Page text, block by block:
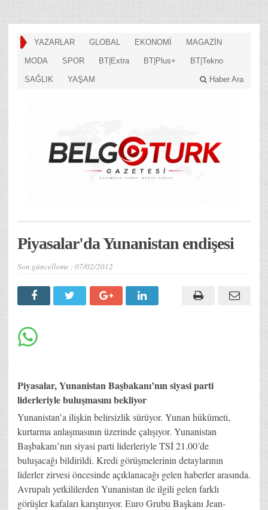
YAZARLAR GLOBAL EKONOMİ MAGAZİN
MODA SPOR BT|Extra BT|Plus+ BT|Tekno
SAĞLIK YAŞAM Haber Ara
Piyasalar'da Yunanistan endişesi
Son güncelleme :07/02/2012
Piyasalar, Yunanistan Başbakanı’nın siyasi parti
liderleriyle buluşmasını bekliyor
Yunanistan’a ilişkin belirsizlik sürüyor. Yunan hükümeti,
kurtarma anlaşmasının üzerinde çalışıyor. Yunanistan
Başbakanı’nın siyasi parti liderleriyle TSİ 21.00’de
buluşacağı bildirildi. Kredi görüşmelerinin detaylarının
liderler zirvesi öncesinde açıklanacağı gelen haberler arasında.
Avrupalı yetkililerden Yunanistan ile ilgili gelen farklı
görüşler kafaları karıştırıyor. Euro Grubu Başkanı Jean-